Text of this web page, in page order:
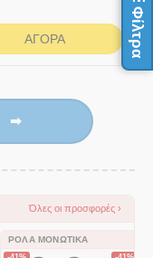
Φίλτρα
ΑΓΟΡΆ
➡
Όλες οι προσφορές ›
ΡΟΛΆ ΜΟΝΩΤΙΚΆ